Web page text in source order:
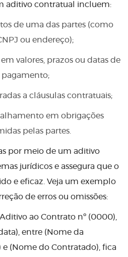
aditivo contratual incluem:
de uma das partes (como
ou endereço);
valores, prazos ou datas de
pagamento;
a cláusulas contratuais;
em obrigações
pelas partes.
por meio de um aditivo
jurídicos e assegura que o
e eficaz. Veja um exemplo
de erros ou omissões:
ao Contrato nº (0000),
entre (Nome da
e (Nome do Contratado), fica